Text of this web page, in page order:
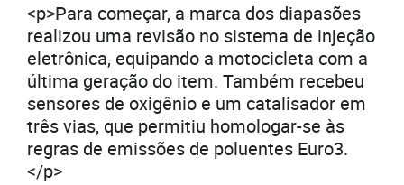
<p>Para começar, a marca dos diapasões
realizou uma revisão no sistema de injeção
eletrônica, equipando a motocicleta com a
última geração do item. Também recebeu
sensores de oxigênio e um catalisador em
três vias, que permitiu homologar-se às
regras de emissões de poluentes Euro3.
</p>